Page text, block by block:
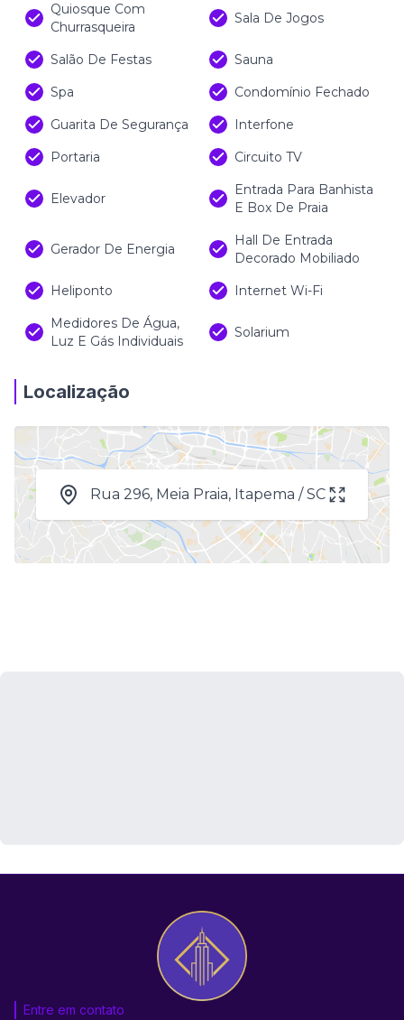
Quiosque Com
Churrasqueira
Sala De Jogos
Salão De Festas
Sauna
Spa
Condomínio Fechado
Guarita De Segurança
Interfone
Portaria
Circuito TV
Elevador
Entrada Para Banhista
E Box De Praia
Gerador De Energia
Hall De Entrada
Decorado Mobiliado
Heliponto
Internet Wi-Fi
Medidores De Água,
Luz E Gás Individuais
Solarium
Localização
Rua 296, Meia Praia, Itapema / SC
Entre em contato